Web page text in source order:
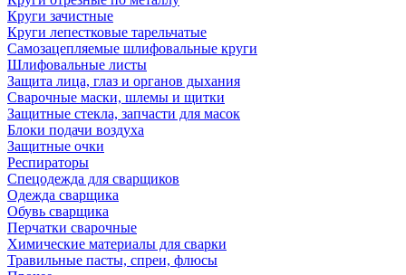
Круги зачистные
Круги лепестковые тарельчатые
Самозацепляемые шлифовальные круги
Шлифовальные листы
Защита лица, глаз и органов дыхания
Сварочные маски, шлемы и щитки
Защитные стекла, запчасти для масок
Блоки подачи воздуха
Защитные очки
Респираторы
Спецодежда для сварщиков
Одежда сварщика
Обувь сварщика
Перчатки сварочные
Химические материалы для сварки
Травильные пасты, спреи, флюсы